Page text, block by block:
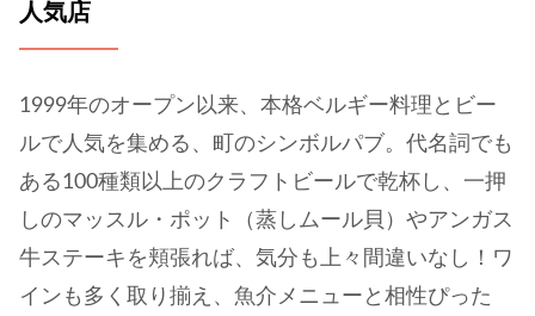
人気店
1999年のオープン以来、本格ベルギー料理とビー
ルで人気を集める、町のシンボルパブ。代名詞でも
ある100種類以上のクラフトビールで乾杯し、一押
しのマッスル・ポット（蒸しムール貝）やアンガス
牛ステーキを頬張れば、気分も上々間違いなし！ワ
インも多く取り揃え、魚介メニューと相性ぴった